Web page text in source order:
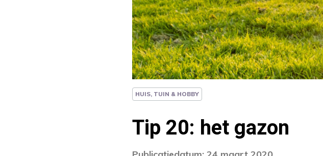
HUIS, TUIN & HOBBY
Tip 20: het gazon